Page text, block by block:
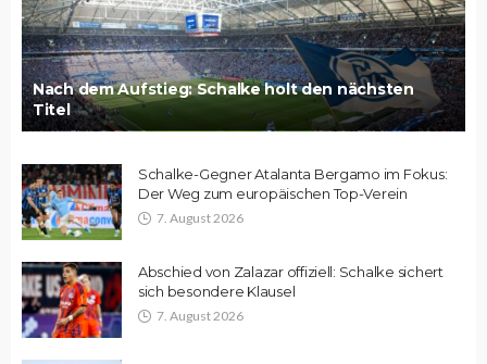
Nach dem Aufstieg: Schalke holt den nächsten
Titel
Schalke-Gegner Atalanta Bergamo im Fokus:
Der Weg zum europäischen Top-Verein
7. August 2026
Abschied von Zalazar offiziell: Schalke sichert
sich besondere Klausel
7. August 2026